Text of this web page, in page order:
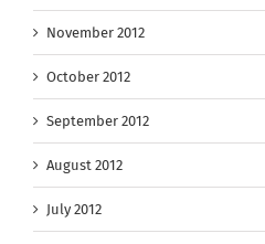
November 2012
October 2012
September 2012
August 2012
July 2012